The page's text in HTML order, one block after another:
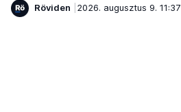
Röviden
2026. augusztus 9. 11:37